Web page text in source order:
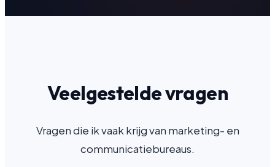
Veelgestelde vragen
Vragen die ik vaak krijg van marketing- en
communicatiebureaus.